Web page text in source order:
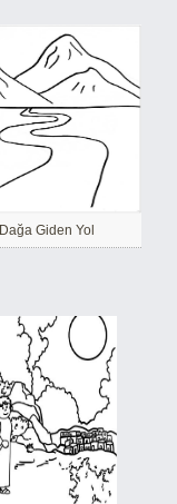
Dağa Giden Yol